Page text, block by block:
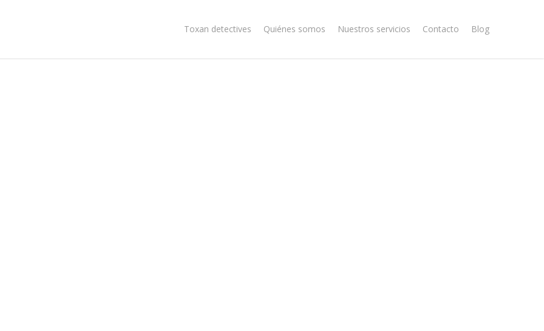
Toxan detectives Quiénes somos Nuestros servicios Contacto Blog